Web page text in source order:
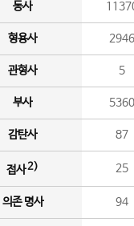
동사
형용사 2946
관형사 5
부사 5360
감탄사 87
접사2) 25
의존 명사 94